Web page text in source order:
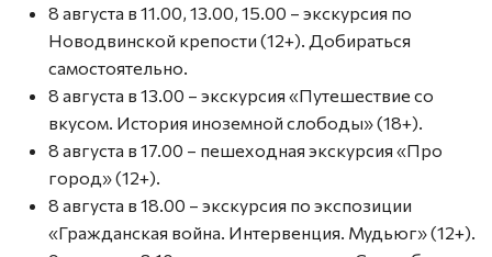
8 августа в 11.00, 13.00, 15.00 – экскурсия по
Новодвинской крепости (12+). Добираться
самостоятельно.
8 августа в 13.00 – экскурсия «Путешествие со
вкусом. История иноземной слободы» (18+).
8 августа в 17.00 – пешеходная экскурсия «Про
город» (12+).
8 августа в 18.00 – экскурсия по экспозиции
«Гражданская война. Интервенция. Мудьюг» (12+).